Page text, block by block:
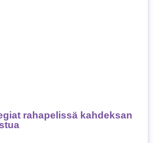
rahapelissä kahdeksan